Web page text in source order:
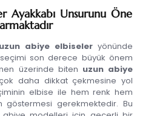
Ayakkabı Unsurunu Öne
uzun abiye elbiseleryönünde
seçimi son derece büyük önem
üzerinde biten uzun abiye
çok daha dikkat çekmesine yol
elbise ile hem renk hem
gerekmektedir. Bu